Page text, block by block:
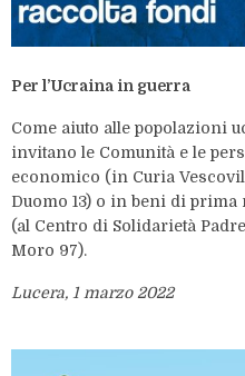
Per l’Ucraina in guerra
Come aiuto alle popolazioni
invitano le Comunità e le
economico (in Curia
Duomo 13) o in beni di prima
(al Centro di Solidarietà
Moro 97).
Lucera, 1 marzo 2022